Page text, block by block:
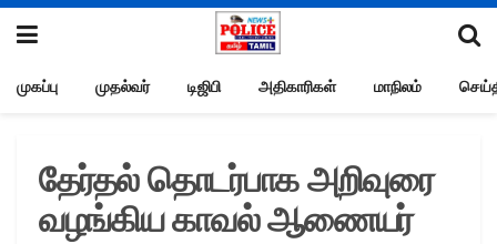
முகப்பு முதல்வர் டிஜிபி அதிகாரிகள் மாநிலம்
தேர்தல் தொடர்பாக அறிவுரை
வழங்கிய காவல் ஆணையர்